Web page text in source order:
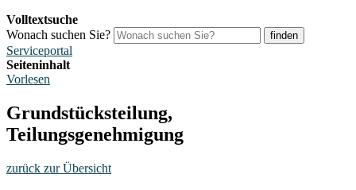
Volltextsuche
Wonach suchen Sie?
finden
Serviceportal
Seiteninhalt
Vorlesen
Grundstücksteilung,
Teilungsgenehmigung
zurück zur Übersicht